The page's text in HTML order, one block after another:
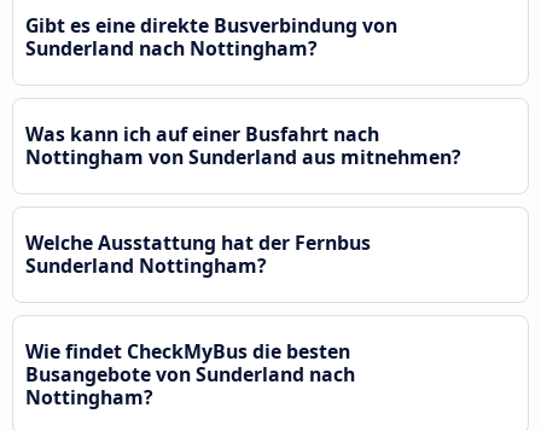
Gibt es eine direkte Busverbindung von
Sunderland nach Nottingham?
Was kann ich auf einer Busfahrt nach
Nottingham von Sunderland aus mitnehmen?
Welche Ausstattung hat der Fernbus
Sunderland Nottingham?
Wie findet CheckMyBus die besten
Busangebote von Sunderland nach
Nottingham?